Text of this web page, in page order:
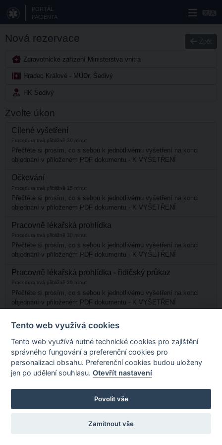
PORTÁL
PACIENTA
Nová rezervace
Zdravotnické zařízení Ministerstva vnitra
Hradec Králové - MUDr. Šedivý
HK Šedivý
Zvolte úkon
Cílené vyšetření
Procedura trvá přibližně 30 minut
Přečtěte si prosím, co s sebou k jednotlivému vyšetření na konci
objednání v přiloženém PDF dokumentu - K VYŠETŘENÍ
Očkování
Procedura trvá přibližně 15 minut
Přečtěte si prosím, co s sebou k jednotlivému vyšetření na konci
objednání v přiloženém PDF dokumentu - K VYŠETŘENÍ
Pracovně lékařská prohlídka
Procedura trvá přibližně 30 minut
Přečtěte si prosím, co s sebou k jednotlivému vyšetření na konci
objednání v přiloženém PDF dokumentu - K VYŠETŘENÍ
Pracovně lékařská prohlídka - řidičský průkaz
Procedura trvá přibližně 20 minut
Přečtěte si prosím, co s sebou k jednotlivému vyšetření na konci
objednání v přiloženém PDF dokumentu - K VYŠETŘENÍ
Tento web využívá cookies
Tento web využívá nutné technické cookies pro zajištění
správného fungování a preferenční cookies pro
personalizaci obsahu. Preferenční cookies budou uloženy
jen po udělení souhlasu.Otevřít nastavení
Povolit vše
Zamítnout vše